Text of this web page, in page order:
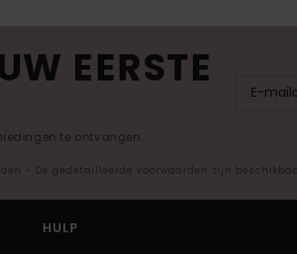
EERSTE
te ontvangen.
- De gedetailleerde voorwaarden zijn
HULP